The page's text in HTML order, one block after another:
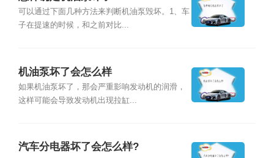
可以通过下面几种方法来判断机油泵毁坏。1、车
子在提速的时候，和之前对比...
机油泵坏了会怎么样
如果机油泵坏了，那会严重影响发动机的润滑，
这样可能会导致发动机出现拉缸...
汽车分电器坏了会怎么样?